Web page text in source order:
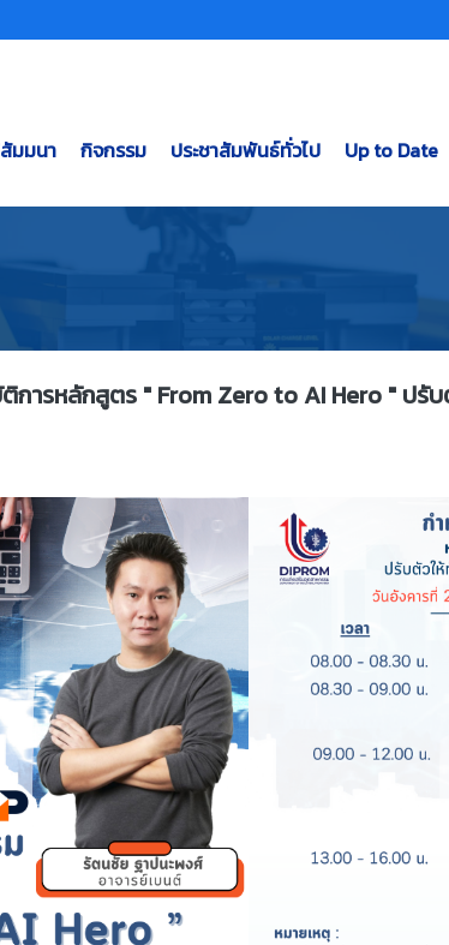
มมนา กิจกรรม ประชาสัมพันธ์ทั่วไป Up to Date
การหลักสูตร " From Zero to AI Hero " ปรับ